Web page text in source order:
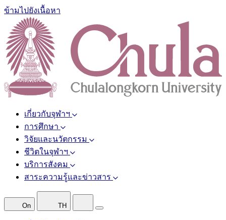
ข้ามไปยังเนื้อหา
เกี่ยวกับจุฬาฯ
การศึกษา
วิจัยและนวัตกรรม
ชีวิตในจุฬาฯ
บริการสังคม
สาระความรู้และข่าวสาร
On TH